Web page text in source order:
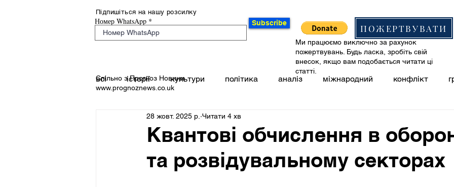
Підпишіться на нашу розсилку
Номер WhatsApp Subscribe ПОЖЕРТВУВАТИ
Спільно з Прогноз Новини
www.prognoznews.co.uk
Ми працюємо виключно за рахунок
пожертвувань. Будь ласка, зробіть свій
внесок, якщо вам подобається читати ці
статті.
всі історії культури політика аналіз міжнародний конфлікт
Квантові обчислення в
та розвідувальному секторах
28 жовт. 2025 р. Читати 4 хв